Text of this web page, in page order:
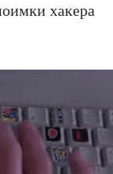
хакера